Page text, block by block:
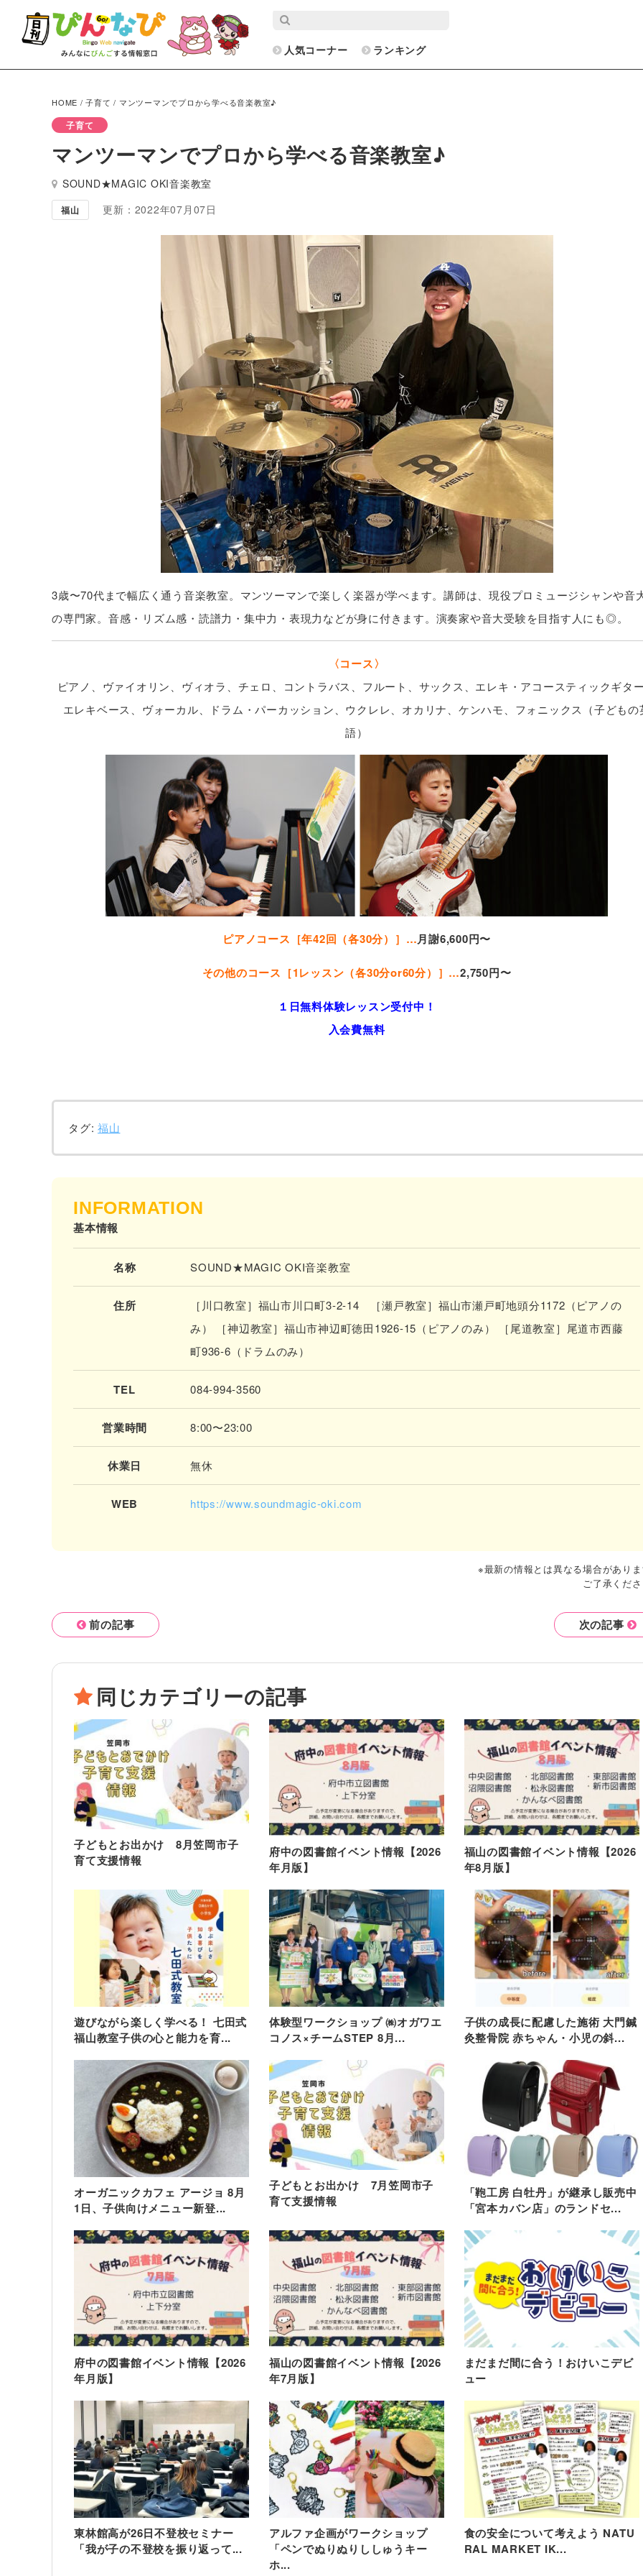
人気コーナー ランキング
HOME /子育て / マンツーマンでプロから学べる音楽教室♪
子育て
マンツーマンでプロから学べる音楽教室♪
SOUND★MAGIC OKI音楽教室
福山 更新：2022年07月07日
3歳〜70代まで幅広く通う音楽教室。マンツーマンで楽しく楽器が学べます。講師は、現役プロミュージシャンや音
の専門家。音感・リズム感・読譜力・集中力・表現力などが身に付きます。演奏家や音大受験を目指す人にも◎。
〈コース〉
ピアノ、ヴァイオリン、ヴィオラ、チェロ、コントラバス、フルート、サックス、エレキ・アコースティックギタ
エレキベース、ヴォーカル、ドラム・パーカッション、ウクレレ、オカリナ、ケンハモ、フォニックス（子どもの
語）
ピアノコース［年42回（各30分）］…月謝6,600円〜
その他のコース［1レッスン（各30分or60分）］…2,750円〜
１日無料体験レッスン受付中！
入会費無料
タグ: 福山
INFORMATION
基本情報
名称 SOUND★MAGIC OKI音楽教室
住所
［川口教室］福山市川口町3-2-14 ［瀬戸教室］福山市瀬戸町地頭分1172（ピアノの
み） ［神辺教室］福山市神辺町徳田1926-15（ピアノのみ） ［尾道教室］尾道市西藤
町936-6（ドラムのみ）
TEL 084-994-3560
営業時間 8:00〜23:00
休業日 無休
WEB https://www.soundmagic-oki.com
※最新の情報とは異なる場合があり
ご了承くだ
前の記事 次の記事
同じカテゴリーの記事
子どもとお出かけ 8月笠岡市子
育て支援情報
府中の図書館イベント情報【2026
年月版】
福山の図書館イベント情報【2026
年8月版】
遊びながら楽しく学べる！ 七田式
福山教室子供の心と能力を育...
体験型ワークショップ ㈱オガワエ
コノス×チームSTEP 8月...
子供の成長に配慮した施術 大門鍼
灸整骨院 赤ちゃん・小児の斜...
オーガニックカフェ アージョ 8月
1日、子供向けメニュー新登...
子どもとお出かけ 7月笠岡市子
育て支援情報
「鞄工房 白牡丹」が継承し販売中
「宮本カバン店」のランドセ...
府中の図書館イベント情報【2026
年月版】
福山の図書館イベント情報【2026
年7月版】
まだまだ間に合う！おけいこデビ
ュー
東林館高が26日不登校セミナー
「我が子の不登校を振り返って...
アルファ企画がワークショップ
「ペンでぬりぬりししゅうキー
ホ...
食の安全について考えよう NATU
RAL MARKET IK...